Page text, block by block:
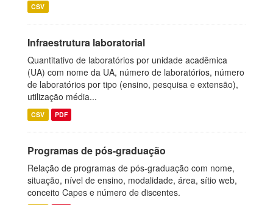
CSV
Infraestrutura laboratorial
Quantitativo de laboratórios por unidade acadêmica
(UA) com nome da UA, número de laboratórios, número
de laboratórios por tipo (ensino, pesquisa e extensão),
utilização média...
CSV PDF
Programas de pós-graduação
Relação de programas de pós-graduação com nome,
situação, nível de ensino, modalidade, área, sítio web,
conceito Capes e número de discentes.